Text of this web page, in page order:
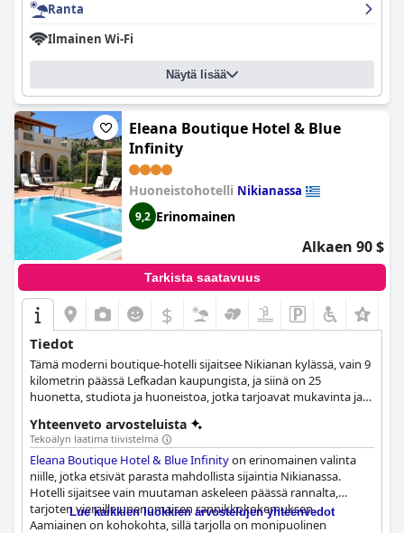
annettuja positiivisia arvioita.
Ranta
Ilmainen Wi-Fi
Näytä lisää
Eleana Boutique Hotel & Blue
Infinity
Huoneistohotelli Nikianassa
9,2 Erinomainen
Alkaen 90 $
Tarkista saatavuus
$
Tiedot
Tämä moderni boutique-hotelli sijaitsee Nikianan kylässä, vain 9
kilometrin päässä Lefkadan kaupungista, ja siinä on 25
huonetta, studiota ja huoneistoa, jotka tarjoavat mukavinta ja
täysin varustettu kaikilla tarvittavilla mukavuuksilla, ja hotellissa
on myös uima-allas, lasten leikkipaikka, allasbaari, yksityinen
pysäköintialue ja monia muita palveluja, jotka tekevät
vierailustasi mahdollisimman miellyttävän.
Yhteenveto arvosteluista
Tekoälyn laatima tiivistelmä
Eleana Boutique Hotel & Blue Infinityon erinomainen valinta
niille, jotka etsivät parasta mahdollista sijaintia Nikianassa.
Hotelli sijaitsee vain muutaman askeleen päässä rannalta,
tarjoten vieraille unenomaisen rannikkokokemuksen.
Aamiainen on kohokohta, sillä tarjolla on monipuolinen
Lue kaikkien luokkien arvostelujen yhteenvedot